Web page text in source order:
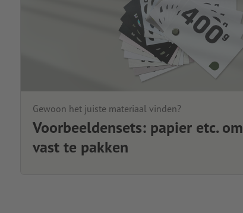
Gewoon het juiste materiaal vinden?
Voorbeeldensets: papier etc. om
vast te pakken